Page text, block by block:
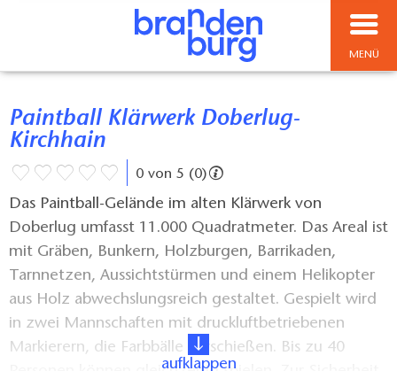
MENÜ
Paintball Klärwerk Doberlug-
Kirchhain
0 von 5 (0)
Das Paintball-Gelände im alten Klärwerk von
Doberlug umfasst 11.000 Quadratmeter. Das Areal ist
mit Gräben, Bunkern, Holzburgen, Barrikaden,
Tarnnetzen, Aussichtstürmen und einem Helikopter
aus Holz abwechslungsreich gestaltet. Gespielt wird
in zwei Mannschaften mit druckluftbetriebenen
Markierern, die Farbbälle verschießen. Bis zu 40
aufklappen